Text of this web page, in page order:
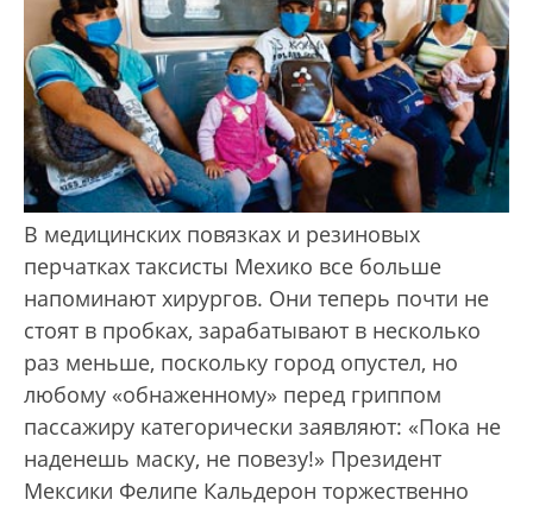
В медицинских повязках и резиновых
перчатках таксисты Мехико все больше
напоминают хирургов. Они теперь почти не
стоят в пробках, зарабатывают в несколько
раз меньше, поскольку город опустел, но
любому «обнаженному» перед гриппом
пассажиру категорически заявляют: «Пока не
наденешь маску, не повезу!» Президент
Мексики Фелипе Кальдерон торжественно